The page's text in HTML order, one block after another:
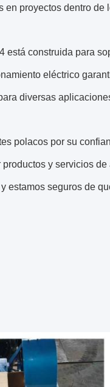
proyectos dentro de
construida para
eléctrico
diversas
polacos por su
y servicios
estamos seguros de